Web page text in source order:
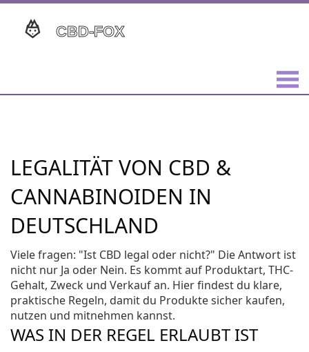
LEGALITÄT VON CBD &
CANNABINOIDEN IN
DEUTSCHLAND
Viele fragen: "Ist CBD legal oder nicht?" Die Antwort ist
nicht nur Ja oder Nein. Es kommt auf Produktart, THC-
Gehalt, Zweck und Verkauf an. Hier findest du klare,
praktische Regeln, damit du Produkte sicher kaufen,
nutzen und mitnehmen kannst.
WAS IN DER REGEL ERLAUBT IST